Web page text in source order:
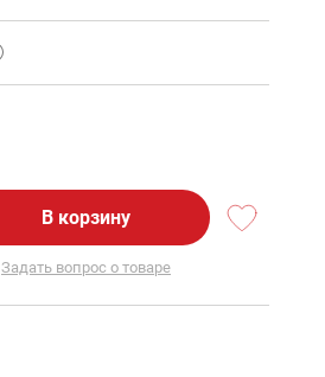
В корзину
Задать вопрос о товаре